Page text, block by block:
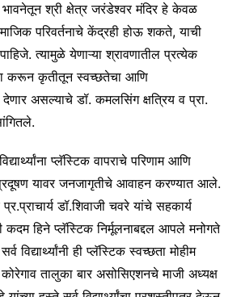
भावनेतून श्री क्षेत्र जरंडेश्वर मंदिर हे केवळ
परिवर्तनाचे केंद्रही होऊ शकते, याची
त्यामुळे येणाऱ्या श्रावणातील प्रत्येक
करून कृतीतून स्वच्छतेचा आणि
असल्याचे डॉ. कमलसिंग क्षत्रिय व प्रा.
प्लॅस्टिक वापराचे परिणाम आणि
प्रदूषण यावर जनजागृतीचे आवाहन करण्यात आले.
प्र.प्राचार्य डॉ.शिवाजी चवरे यांचे सहकार्य
कदम हिने प्लॅस्टिक निर्मूलनाबद्दल आपले मनोगते
विद्यार्थ्यांनी ही प्लॅस्टिक स्वच्छता मोहीम
कोरेगाव तालुका बार असोसिएशनचे माजी अध्यक्ष